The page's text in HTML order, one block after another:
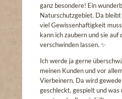
ganz besondere! Ein
Naturschutzgebiet. Da bleibt
viel Gewissenhaftigkeit
kann ich zaubern und sie auf
verschwinden lassen. ✨
Ich werde ja gerne
meinen Kunden und vor
Vierbeinern. Da wird
geschleckt, gespielt und was